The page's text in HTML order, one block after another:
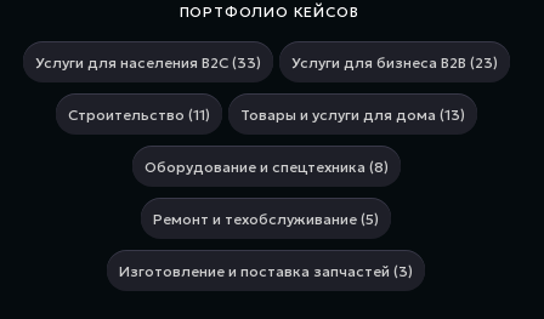
ПОРТФОЛИО КЕЙСОВ
Услуги для населения В2С (33) Услуги для бизнеса В2В (23)
Строительство (11) Товары и услуги для дома (13)
Оборудование и спецтехника (8)
Ремонт и техобслуживание (5)
Изготовление и поставка запчастей (3)